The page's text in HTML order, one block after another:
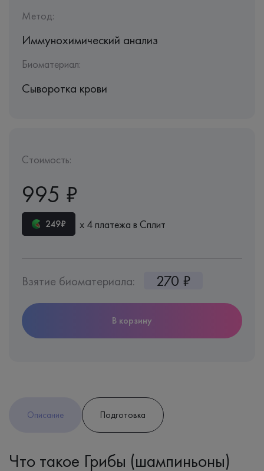
Метод:
Иммунохимический анализ
Биоматериал:
Сыворотка крови
Стоимость:
995 ₽
249₽ х 4 платежа в Сплит
Взятие биоматериала: 270 ₽
В корзину
Описание Подготовка
Что такое Грибы (шампиньоны)